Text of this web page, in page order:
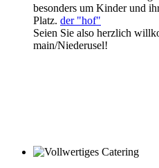
besonders um Kinder und
Platz. der "hof"
Seien Sie also herzlich
main/Niederusel!